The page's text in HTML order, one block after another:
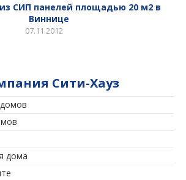
СИП панелей площадью 20 м2 в
Виннице
07.11.2012
Сити-Хауз
дома